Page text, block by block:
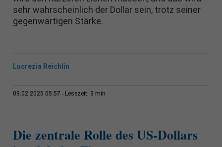
sehr wahrscheinlich der Dollar sein, trotz seiner
gegenwärtigen Stärke.
Lucrezia Reichlin
09.02.2025 05:57 Lesezeit: 3 min
Die zentrale Rolle des US-Dollars